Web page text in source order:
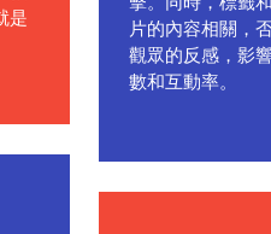
是
片的內容相關，
觀眾的反感，影
數和互動率。